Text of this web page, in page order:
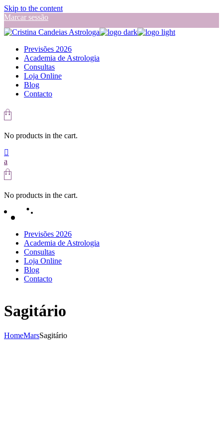
Skip to the content
Marcar sessão
Previsões 2026
Academia de Astrologia
Consultas
Loja Online
Blog
Contacto
No products in the cart.
No products in the cart.
Previsões 2026
Academia de Astrologia
Consultas
Loja Online
Blog
Contacto
Sagitário
HomeMarsSagitário